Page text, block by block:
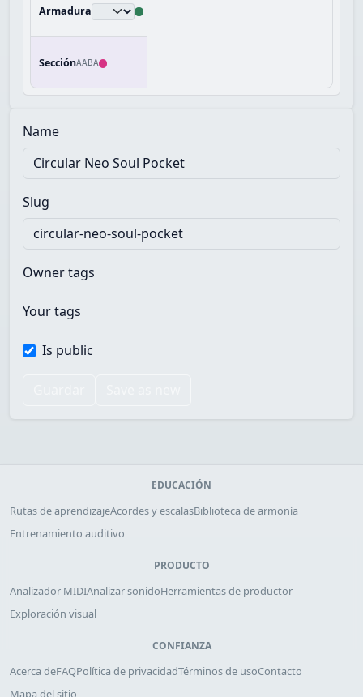
Armadura
SecciónAABA
Name
Slug
Owner tags
Your tags
Is public
EDUCACIÓN
Rutas de aprendizajeAcordes y escalasBiblioteca de armonía
Entrenamiento auditivo
PRODUCTO
Analizador MIDIAnalizar sonidoHerramientas de productor
Exploración visual
CONFIANZA
Acerca deFAQPolítica de privacidadTérminos de usoContacto
Mapa del sitio